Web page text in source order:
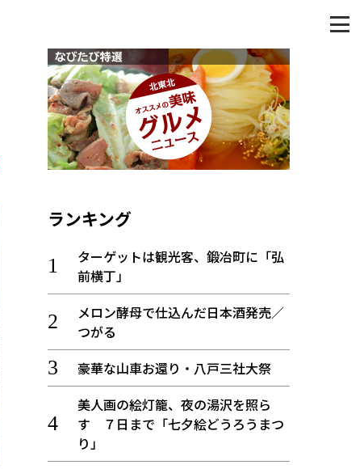
ランキング
ターゲットは観光客、鍛冶町に「弘
前横丁」
メロン酵母で仕込んだ日本酒発売／
つがる
豪華な山車お還り・八戸三社大祭
美人画の絵灯籠、夜の湯沢を照ら
す ７日まで「七夕絵どうろうまつ
り」